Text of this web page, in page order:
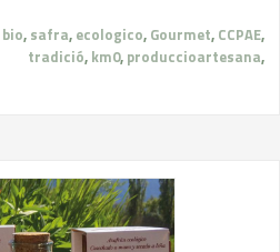
bio, safra, ecologico, Gourmet, CCPAE,
tradició, km0, produccioartesana,